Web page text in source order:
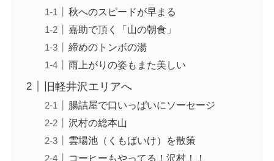
秋へのスピードが早まる
嘉助で頂く「山の朝食」
締めのトンボの湯
雨上がりの姿もまた美しい
旧軽井沢エリアへ
腸詰屋で口いっぱいにソーセージ
沢村の総本山
雲場池（くもばいけ）を散策
コーヒーもやってる！沢村！！